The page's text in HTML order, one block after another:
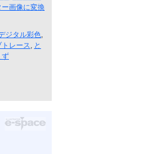
ー画像に変換
ジタル彩色,
トレース, と
ず